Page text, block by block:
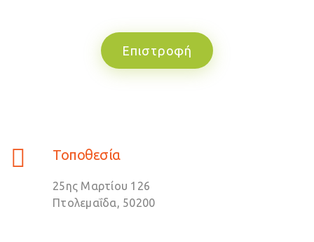
Επιστροφή
Τοποθεσία
25ης Μαρτίου 126
Πτολεμαΐδα, 50200